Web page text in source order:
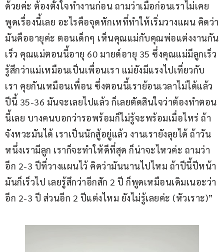
ด้วยค่ะ ต้องตั้งใจทำงานก่อน ถามว่าเมื่อก่อนเราไม่เคย
พูดเรื่องนี้เลย อะไรคือจุดหักเหที่ทำให้เริ่มวางแผน คิดว่า
มันคืออายุค่ะ ตอนเด็กๆ เห็นคุณแม่กับคุณพ่อแต่งงานกัน
เร็ว คุณแม่ตอนนี้อายุ 60 มายด์อายุ 35 ซึ่งคุณแม่มีลูกเร็ว
รู้สึกว่าแม่เหมือนเป็นเพื่อนเรา แม่ยังมีแรงไปเที่ยวกับ
เรา คุยกันเหมือนเพื่อน ซึ่งตอนนี้เราย้อนเวลาไม่ได้แล้ว
ปีนี้ 35-36 มันจะเลยไปแล้ว ก็เลยตัดสินใจว่าต้องทำตอน
นี้เลย บางคนบอกว่ารอพร้อมก็ไม่รู้จะพร้อมเมื่อไหร่ ถ้า
จังหวะมันได้ เราเป็นนักสู้อยู่แล้ว งานเรายังลุยได้ ถ้าวัน
หนึ่งเรามีลูก เราก็จะทำให้ดีที่สุด ก็น่าจะไหวค่ะ ถามว่า
อีก 2-3 ปีที่วางแผนไว้ คิดว่ามันนานไปไหม ถ้าปีนี้ปีหน้า
มันก็เร็วไป เลยรู้สึกว่าอีกสัก 2 ปี ก็พูดเหมือนเดิมเนอะว่า
อีก 2-3 ปี ส่วนอีก 2 ปีแต่งไหม ยังไม่รู้เลยค่ะ (หัวเราะ)”